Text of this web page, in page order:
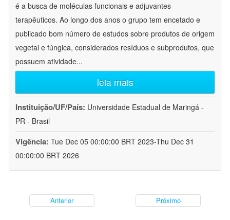
é a busca de moléculas funcionais e adjuvantes
terapêuticos. Ao longo dos anos o grupo tem encetado e
publicado bom número de estudos sobre produtos de origem
vegetal e fúngica, considerados resíduos e subprodutos, que
possuem atividade...
leia mais
Instituição/UF/País: Universidade Estadual de Maringá -
PR - Brasil
Vigência: Tue Dec 05 00:00:00 BRT 2023-Thu Dec 31
00:00:00 BRT 2026
Anterior Próximo